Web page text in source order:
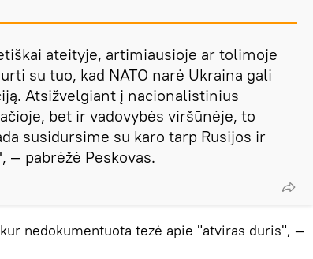
ateityje, artimiausioje ar tolimoje
su tuo, kad NATO narė Ukraina gali
Atsižvelgiant į nacionalistinius
bet ir vadovybės viršūnėje, to
susidursime su karo tarp Rusijos ir
— pabrėžė Peskovas.
nedokumentuota tezė apie "atviras duris", —